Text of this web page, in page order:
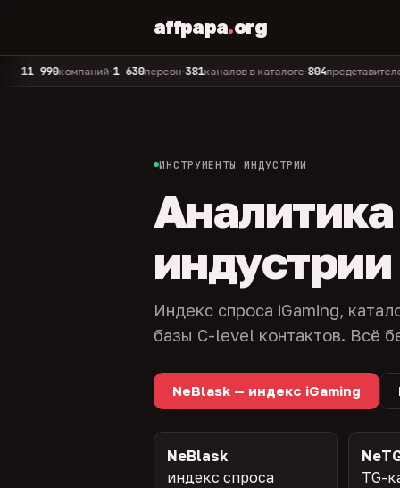
affpapa.org
компаний•1 630персон•381каналов в каталоге•804представителей•325
ИНСТРУМЕНТЫ ИНДУСТРИИ
индустрии
Индекс спроса iGaming,
базы C-level контактов. Всё
NeBlask — индекс iGaming
NeBlask
индекс спроса
TG-